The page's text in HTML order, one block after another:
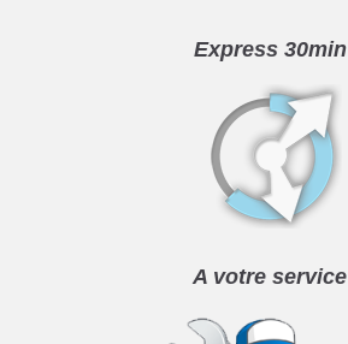
Express 30min
A votre service